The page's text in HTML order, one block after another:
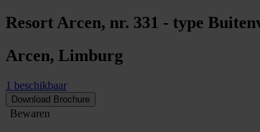
Resort Arcen, nr. 331 - type
Arcen, Limburg
1 beschikbaar
Download Brochure
Bewaren